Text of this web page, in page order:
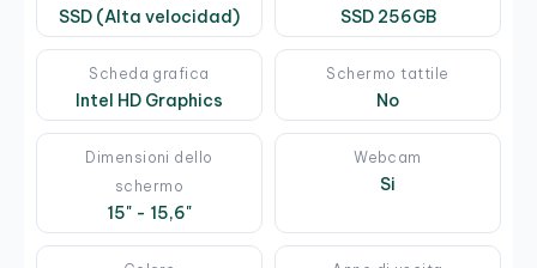
SSD (Alta velocidad) SSD 256GB
Scheda grafica
Intel HD Graphics
Schermo tattile
No
Dimensioni dello
schermo
15" - 15,6"
Webcam
Si